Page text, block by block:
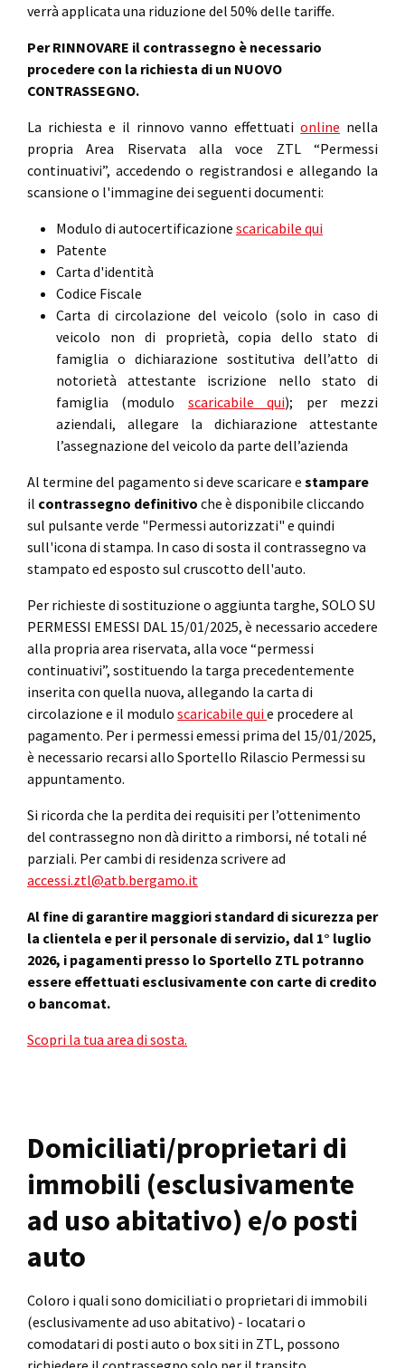
verrà applicata una riduzione del 50% delle tariffe.
Per RINNOVARE il contrassegno è necessario
procedere con la richiesta di un NUOVO
CONTRASSEGNO.
La richiesta e il rinnovo vanno effettuationline nella
propria Area Riservata alla voce ZTL “Permessi
continuativi”, accedendo o registrandosi e allegando la
scansione o l'immagine dei seguenti documenti:
Modulo di autocertificazione scaricabile qui
Patente
Carta d'identità
Codice Fiscale
Carta di circolazione del veicolo (solo in caso di
veicolo non di proprietà, copia dello stato di
famiglia o dichiarazione sostitutiva dell’atto di
notorietà attestante iscrizione nello stato di
famiglia (modulo scaricabile qui); per mezzi
aziendali, allegare la dichiarazione attestante
l’assegnazione del veicolo da parte dell’azienda
Al termine del pagamento si deve scaricare e stampare
il contrassegno definitivo che è disponibile cliccando
sul pulsante verde "Permessi autorizzati" e quindi
sull'icona di stampa. In caso di sosta il contrassegno va
stampato ed esposto sul cruscotto dell'auto.
Per richieste di sostituzione o aggiunta targhe, SOLO SU
PERMESSI EMESSI DAL 15/01/2025, è necessario accedere
alla propria area riservata, alla voce “permessi
continuativi”, sostituendo la targa precedentemente
inserita con quella nuova, allegando la carta di
circolazione e il modulo scaricabile quie procedere al
pagamento. Per i permessi emessi prima del 15/01/2025,
è necessario recarsi allo Sportello Rilascio Permessi su
appuntamento.
Si ricorda che la perdita dei requisiti per l’ottenimento
del contrassegno non dà diritto a rimborsi, né totali né
parziali. Per cambi di residenza scrivere ad
accessi.ztl@atb.bergamo.it
Al fine di garantire maggiori standard di sicurezza per
la clientela e per il personale di servizio, dal 1° luglio
2026, i pagamenti presso lo Sportello ZTL potranno
essere effettuati esclusivamente con carte di credito
o bancomat.
Scopri la tua area di sosta.
Domiciliati/proprietari di
immobili (esclusivamente
ad uso abitativo) e/o posti
auto
Coloro i quali sono domiciliati o proprietari di immobili
(esclusivamente ad uso abitativo) - locatari o
comodatari di posti auto o box siti in ZTL, possono